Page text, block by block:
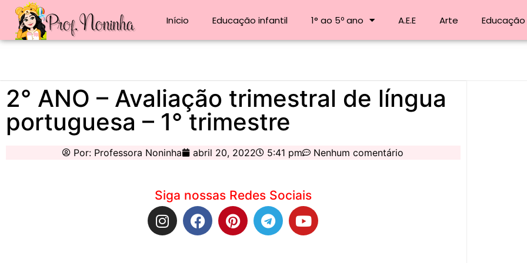
Início Educação infantil 1° ao 5º ano A.E.E Arte Educação
2° ANO – Avaliação trimestral de língua
portuguesa – 1° trimestre
Por: Professora Noninha abril 20, 2022 5:41 pm Nenhum comentário
Siga nossas Redes Sociais